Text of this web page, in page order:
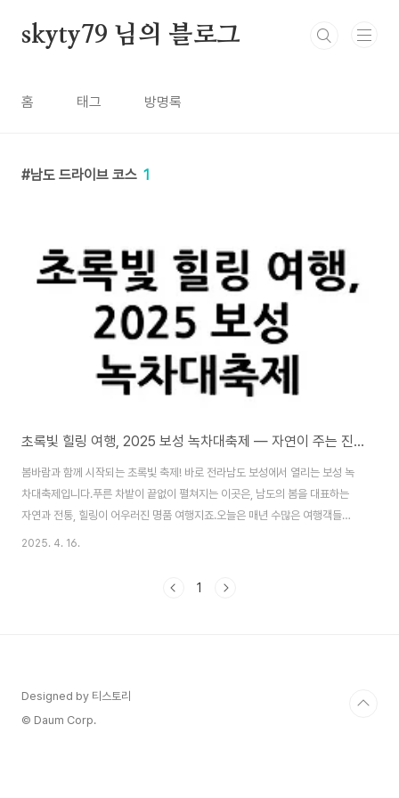
skyty79 님의 블로그
홈 태그 방명록
남도 드라이브 코스 1
초록빛 힐링 여행, 2025 보성 녹차대축제 — 자연이 주는 진한 여유
봄바람과 함께 시작되는 초록빛 축제! 바로 전라남도 보성에서 열리는 보성 녹
차대축제입니다.푸른 차밭이 끝없이 펼쳐지는 이곳은, 남도의 봄을 대표하는
자연과 전통, 힐링이 어우러진 명품 여행지죠.오늘은 매년 수많은 여행객들이
찾는 2025 보성 녹차대축제의 매력과 즐길거리를 소개해드릴게요.📅 보성 녹
775, 대한다원 일원📅 기간: 2025년 5월 1일 ~ 5월 5일 (예정)💡 주최: 보
2025. 4. 16.
1
Designed by 티스토리
© Daum Corp.